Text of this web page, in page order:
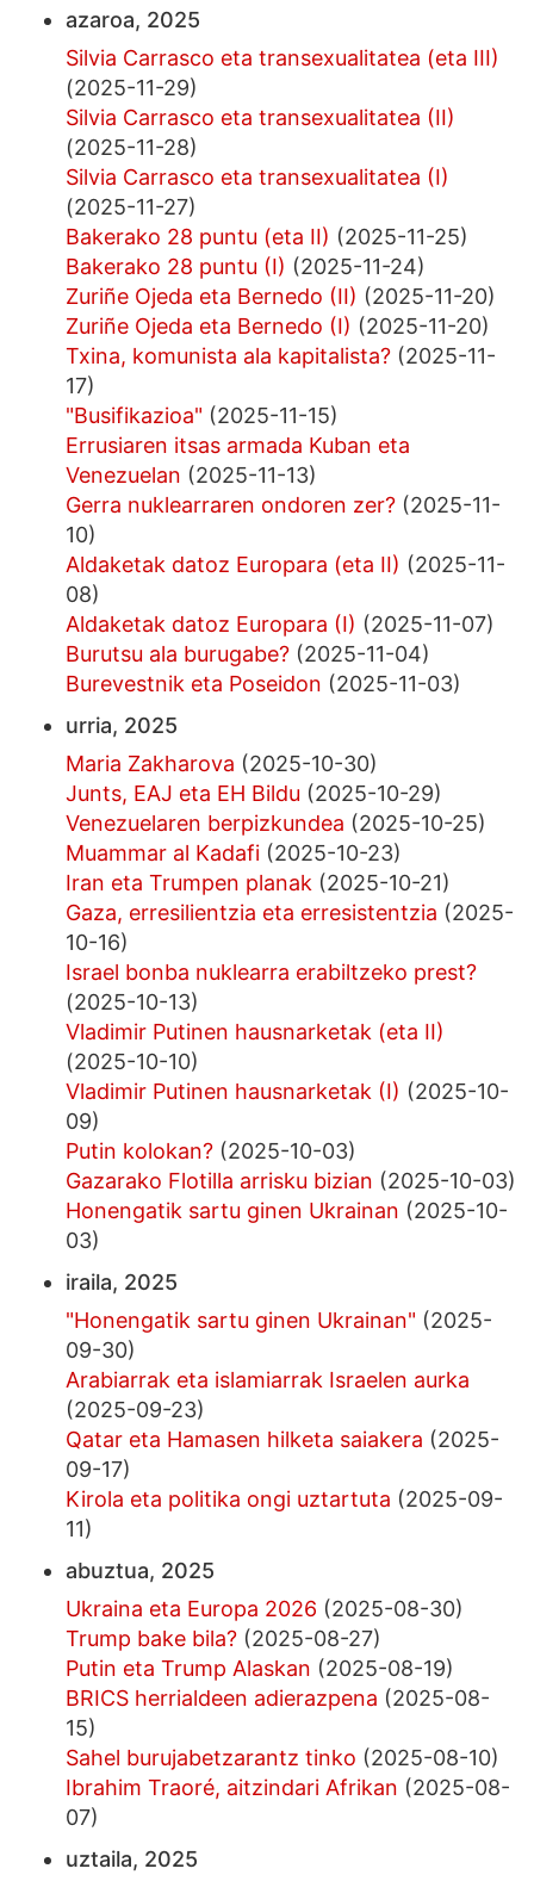
azaroa, 2025
Silvia Carrasco eta transexualitatea (eta III)
(2025-11-29)
Silvia Carrasco eta transexualitatea (II)
(2025-11-28)
Silvia Carrasco eta transexualitatea (I)
(2025-11-27)
Bakerako 28 puntu (eta II) (2025-11-25)
Bakerako 28 puntu (I) (2025-11-24)
Zuriñe Ojeda eta Bernedo (II) (2025-11-20)
Zuriñe Ojeda eta Bernedo (I) (2025-11-20)
Txina, komunista ala kapitalista? (2025-11-
17)
"Busifikazioa" (2025-11-15)
Errusiaren itsas armada Kuban eta
Venezuelan (2025-11-13)
Gerra nuklearraren ondoren zer? (2025-11-
10)
Aldaketak datoz Europara (eta II) (2025-11-
08)
Aldaketak datoz Europara (I) (2025-11-07)
Burutsu ala burugabe? (2025-11-04)
Burevestnik eta Poseidon (2025-11-03)
urria, 2025
Maria Zakharova (2025-10-30)
Junts, EAJ eta EH Bildu (2025-10-29)
Venezuelaren berpizkundea (2025-10-25)
Muammar al Kadafi (2025-10-23)
Iran eta Trumpen planak (2025-10-21)
Gaza, erresilientzia eta erresistentzia (2025-
10-16)
Israel bonba nuklearra erabiltzeko prest?
(2025-10-13)
Vladimir Putinen hausnarketak (eta II)
(2025-10-10)
Vladimir Putinen hausnarketak (I) (2025-10-
09)
Putin kolokan? (2025-10-03)
Gazarako Flotilla arrisku bizian (2025-10-03)
Honengatik sartu ginen Ukrainan (2025-10-
03)
iraila, 2025
"Honengatik sartu ginen Ukrainan" (2025-
09-30)
Arabiarrak eta islamiarrak Israelen aurka
(2025-09-23)
Qatar eta Hamasen hilketa saiakera (2025-
09-17)
Kirola eta politika ongi uztartuta (2025-09-
11)
abuztua, 2025
Ukraina eta Europa 2026 (2025-08-30)
Trump bake bila? (2025-08-27)
Putin eta Trump Alaskan (2025-08-19)
BRICS herrialdeen adierazpena (2025-08-
15)
Sahel burujabetzarantz tinko (2025-08-10)
Ibrahim Traoré, aitzindari Afrikan (2025-08-
07)
uztaila, 2025